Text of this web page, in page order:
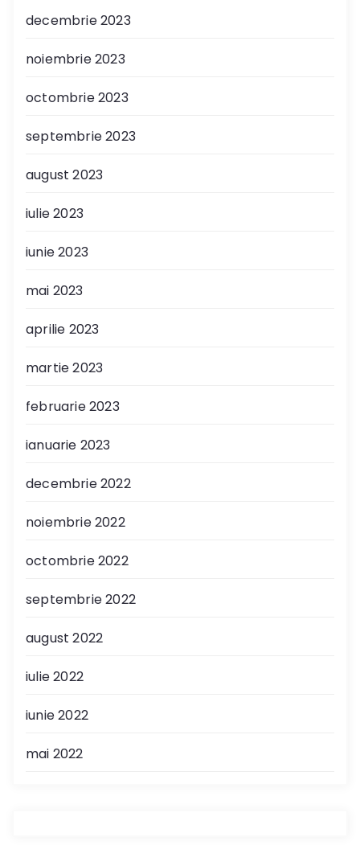
decembrie 2023
noiembrie 2023
octombrie 2023
septembrie 2023
august 2023
iulie 2023
iunie 2023
mai 2023
aprilie 2023
martie 2023
februarie 2023
ianuarie 2023
decembrie 2022
noiembrie 2022
octombrie 2022
septembrie 2022
august 2022
iulie 2022
iunie 2022
mai 2022